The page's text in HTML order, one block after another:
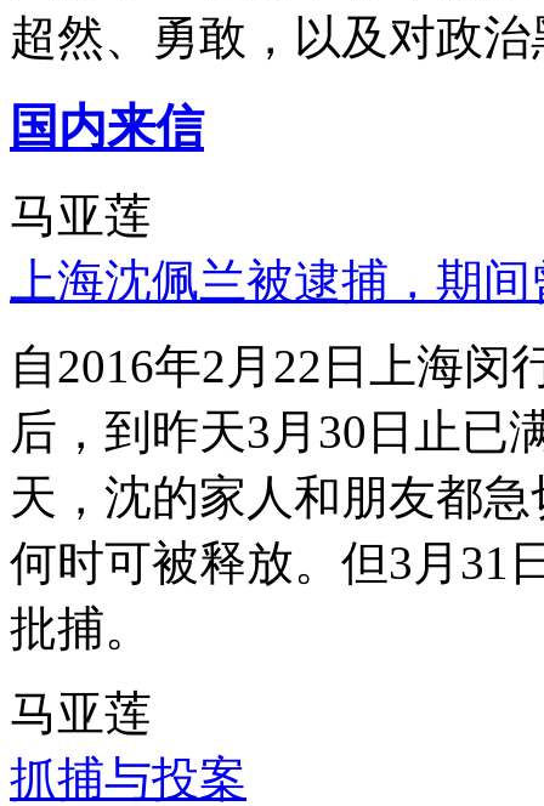
超然、勇敢，以及对政
国内来信
马亚莲
上海沈佩兰被逮捕，期
自2016年2月22日上海
后，到昨天3月30日止已
天，沈的家人和朋友都
何时可被释放。但3月31
批捕。
马亚莲
抓捕与投案